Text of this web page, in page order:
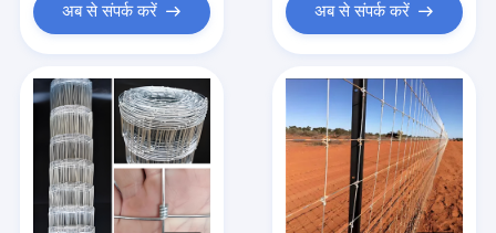
अब से संपर्क करें अब से संपर्क करें